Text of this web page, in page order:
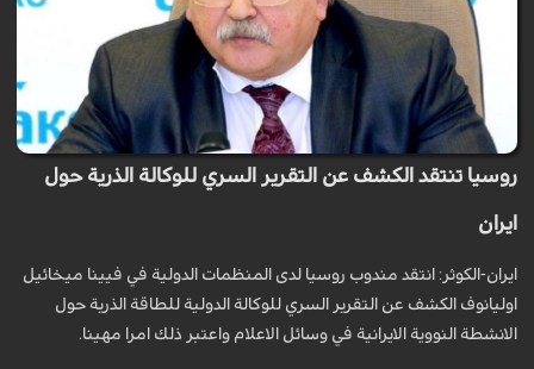
روسيا تنتقد الكشف عن التقرير السري للوكالة الذرية حول
ايران
ايران-الكوثر: انتقد مندوب روسيا لدى المنظمات الدولية في فيينا ميخائيل
اوليانوف الكشف عن التقرير السري للوكالة الدولية للطاقة الذرية حول
الانشطة النووية الايرانية في وسائل الاعلام واعتبر ذلك امرا مهينا.